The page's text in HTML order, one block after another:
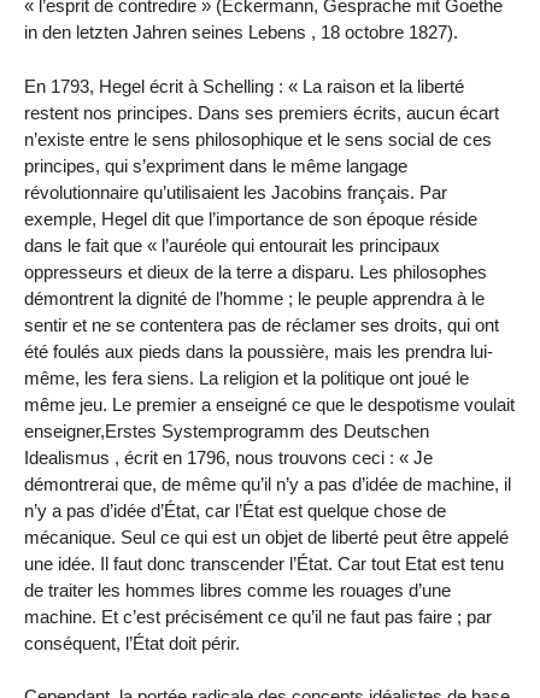
« l’esprit de contredire » (Eckermann, Gesprache mit Goethe
in den letzten Jahren seines Lebens , 18 octobre 1827).
En 1793, Hegel écrit à Schelling : « La raison et la liberté
restent nos principes. Dans ses premiers écrits, aucun écart
n’existe entre le sens philosophique et le sens social de ces
principes, qui s’expriment dans le même langage
révolutionnaire qu’utilisaient les Jacobins français. Par
exemple, Hegel dit que l’importance de son époque réside
dans le fait que « l’auréole qui entourait les principaux
oppresseurs et dieux de la terre a disparu. Les philosophes
démontrent la dignité de l’homme ; le peuple apprendra à le
sentir et ne se contentera pas de réclamer ses droits, qui ont
été foulés aux pieds dans la poussière, mais les prendra lui-
même, les fera siens. La religion et la politique ont joué le
même jeu. Le premier a enseigné ce que le despotisme voulait
enseigner,Erstes Systemprogramm des Deutschen
Idealismus , écrit en 1796, nous trouvons ceci : « Je
démontrerai que, de même qu’il n’y a pas d’idée de machine, il
n’y a pas d’idée d’État, car l’État est quelque chose de
mécanique. Seul ce qui est un objet de liberté peut être appelé
une idée. Il faut donc transcender l’État. Car tout Etat est tenu
de traiter les hommes libres comme les rouages ​​d’une
machine. Et c’est précisément ce qu’il ne faut pas faire ; par
conséquent, l’État doit périr.